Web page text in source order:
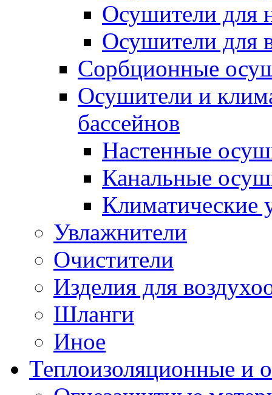
Осушители для
Осушители для
Сорбционные
Осушители и
бассейнов
Настенные
Канальные
Климатические
Увлажнители
Очистители
Изделия для
Шланги
Иное
Теплоизоляционные и